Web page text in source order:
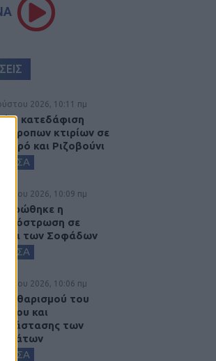
2026, 10:11 πμ
η κατεδάφιση
κτιρίων σε
και Ριζοβούνι
2026, 10:09 πμ
η
σε
των Σοφάδων
2026, 10:06 πμ
καθαρισμού του
και
των